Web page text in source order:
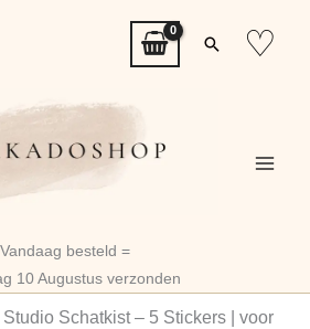
Zoeken
♡
Vandaag besteld =
10 Augustus verzonden
Studio Schatkist – 5 Stickers | voor